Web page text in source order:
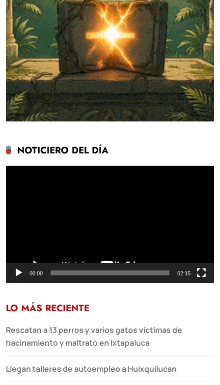
NOTICIERO DEL DÍA
00:00 02:15
LO MÁS RECIENTE
Rescatan a 13 perros y varios gatos víctimas de
hacinamiento y maltrato en Ixtapaluca
Llegan talleres de autoempleo a Huixquilucan